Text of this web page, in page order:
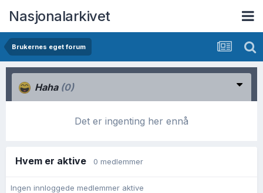
Nasjonalarkivet
Brukernes eget forum
Haha (0)
Det er ingenting her ennå
Hvem er aktive 0 medlemmer
Ingen innloggede medlemmer aktive